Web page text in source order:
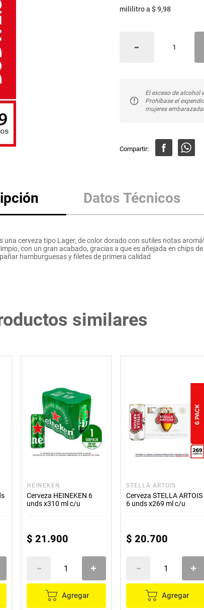
mililitroa $ 9,98
El exceso de alcohol
Prohíbase el
mujeres
Datos Técnicos
una cerveza tipo Lager, de color dorado con sutiles notas
con un gran acabado, gracias a que es añejada en chips
hamburguesas y filetes de primera calidad
similares
HEINEKEN
Cerveza HEINEKEN 6
unds x310 ml c/u
$ 21.900
Agregar
STELLA ARTOIS
Cerveza STELLA ARTOIS
6 unds x269 ml c/u
$ 20.700
Agregar